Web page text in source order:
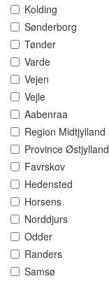
Kolding
Sønderborg
Tønder
Varde
Vejen
Vejle
Aabenraa
Region Midtjylland
Province Østjylland
Favrskov
Hedensted
Horsens
Norddjurs
Odder
Randers
Samsø